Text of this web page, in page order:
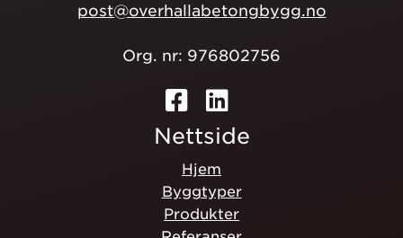
post@overhallabetongbygg.no
Org. nr: 976802756
Nettside
Hjem
Byggtyper
Produkter